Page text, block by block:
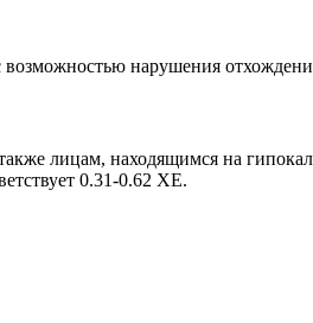
нарушения
лицам, находящимся на
0.31-0.62 ХЕ.